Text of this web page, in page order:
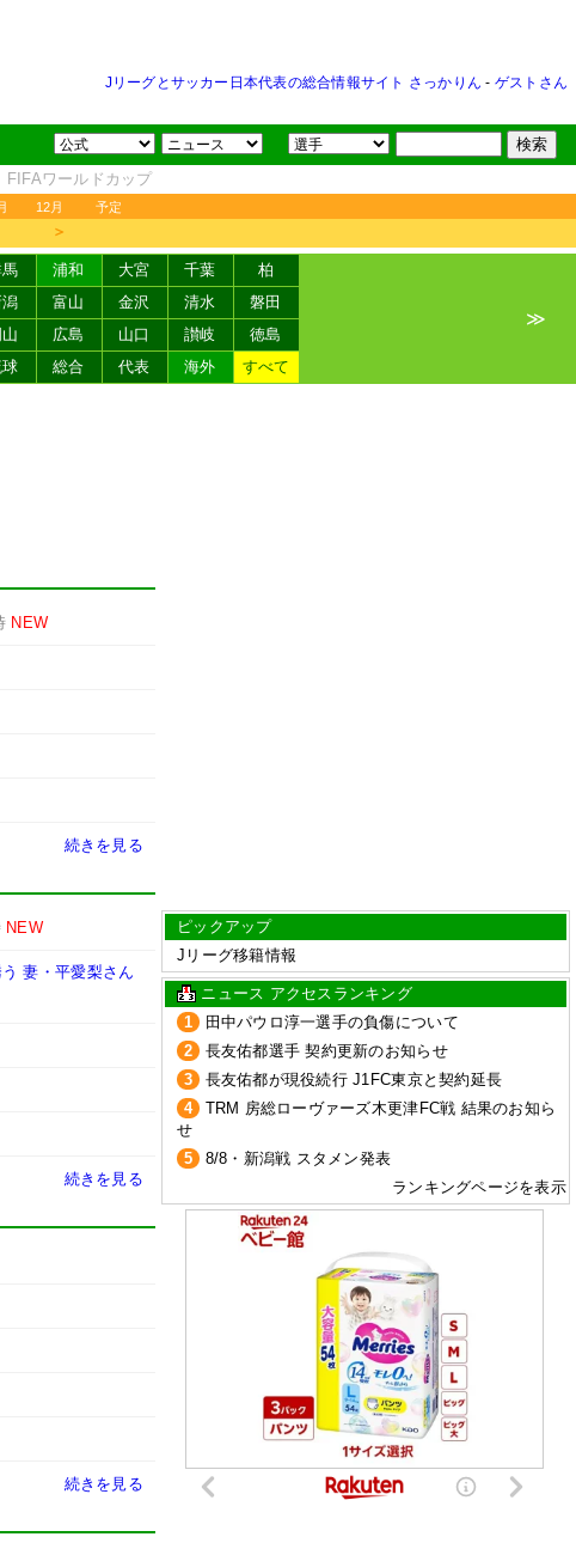
Jリーグとサッカー日本代表の総合情報サイト さっかりん - ゲストさん
FIFAワールドカップ
12月 予定
＞
浦和 大宮 千葉
柏
潟 富山 金沢 清水
磐田
山 広島 山口 讃岐
徳島
総合 代表 海外 すべて
≫
NEW
続きを見る
NEW
妻・平愛梨さん
続きを見る
続きを見る
ピックアップ
Jリーグ移籍情報
ニュース アクセスランキング
1
田中パウロ淳一選手の負傷について
2
長友佑都選手 契約更新のお知らせ
3
長友佑都が現役続行 J1FC東京と契約延長
4
TRM 房総ローヴァーズ木更津FC戦 結果のお知ら
せ
5
8/8・新潟戦 スタメン発表
ランキングページを表示